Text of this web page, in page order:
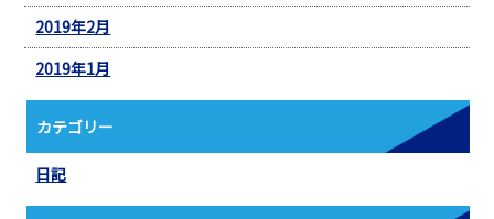
2019年2月
2019年1月
カテゴリー
日記